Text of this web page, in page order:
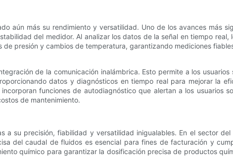
aún más su rendimiento y versatilidad. Uno de los avances más
del medidor. Al analizar los datos de la señal en tiempo real,
presión y cambios de temperatura, garantizando mediciones
de la comunicación inalámbrica. Esto permite a los
datos y diagnósticos en tiempo real para mejorar la
funciones de autodiagnóstico que alertan a los usuarios
de mantenimiento.
a su precisión, fiabilidad y versatilidad inigualables. En el sector
del caudal de fluidos es esencial para fines de facturación y
químico para garantizar la dosificación precisa de productos